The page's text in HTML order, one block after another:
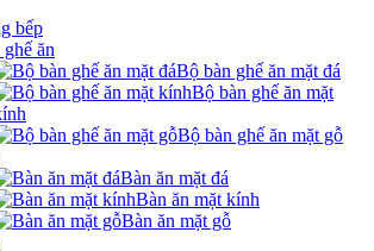
bếp
ăn
Bộ bàn ghế ăn mặt đá
Bộ bàn ghế ăn mặt
Bộ bàn ghế ăn mặt gỗ
Bàn ăn mặt đá
Bàn ăn mặt kính
Bàn ăn mặt gỗ